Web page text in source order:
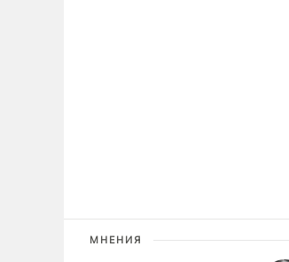
МНЕНИЯ